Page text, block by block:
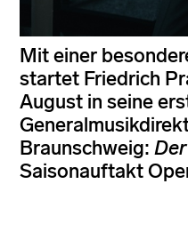
Mit einer
startet Friedrich
August in seine
Braunschweig:
Saisonauftakt